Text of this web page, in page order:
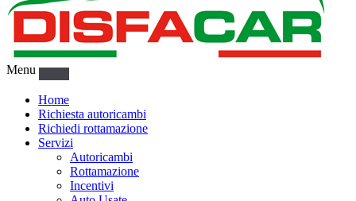
Menu
Home
Richiesta autoricambi
Richiedi rottamazione
Servizi
Autoricambi
Rottamazione
Incentivi